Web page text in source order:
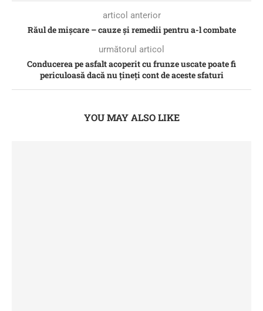
articol anterior
Răul de mișcare – cauze și remedii pentru a-l combate
următorul articol
Conducerea pe asfalt acoperit cu frunze uscate poate fi
periculoasă dacă nu țineți cont de aceste sfaturi
YOU MAY ALSO LIKE